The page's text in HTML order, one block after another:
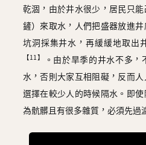
乾涸，由於井水很少，居民只
鏟）來取水，人們把盛器放進
坑洞採集井水，再緩緩地取出
【11】
。由於旱季的井水不多
水，否則大家互相阻礙，反而
選擇在較少人的時候隔水。即
為骯髒且有很多雜質，必須先過